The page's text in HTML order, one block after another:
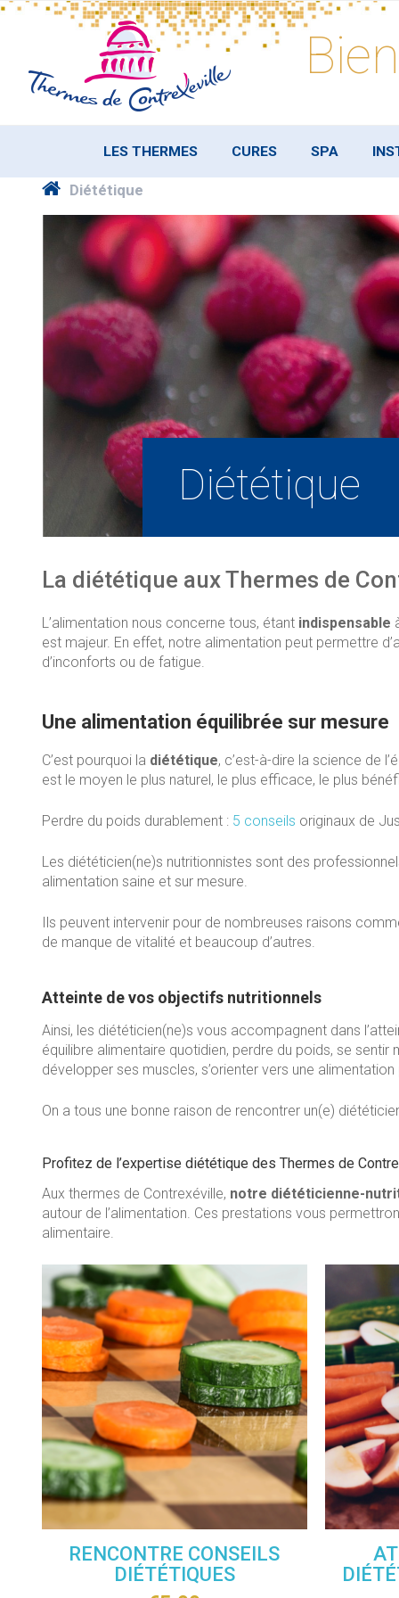
Skip
LES THERMES CURES SPA
Diététique
Diététique
La diététique aux Thermes de
L’alimentation nous concerne tous, étant indispensable
est majeur. En effet, notre alimentation peut permettre
d’inconforts ou de fatigue.
Une alimentation équilibrée sur mesure
C’est pourquoi la diététique, c’est-à-dire la science de
est le moyen le plus naturel, le plus efficace, le plus
Perdre du poids durablement : 5 conseils originaux de
Les diététicien(ne)s nutritionnistes sont des
alimentation saine et sur mesure.
Ils peuvent intervenir pour de nombreuses raisons
de manque de vitalité et beaucoup d’autres.
Atteinte de vos objectifs nutritionnels
Ainsi, les diététicien(ne)s vous accompagnent dans
équilibre alimentaire quotidien, perdre du poids, se
développer ses muscles, s’orienter vers une
On a tous une bonne raison de rencontrer un(e)
Profitez de l’expertise diététique des Thermes de
Aux thermes de Contrexéville, notre diététicienne-
autour de l’alimentation. Ces prestations vous
alimentaire.
RENCONTRE CONSEILS
DIÉTÉTIQUES